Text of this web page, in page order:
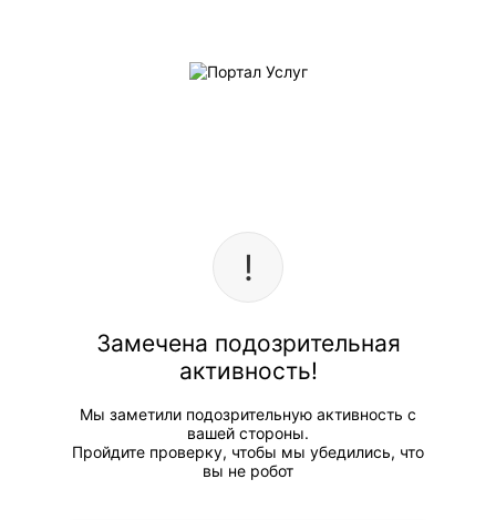
Замечена подозрительная
активность!
Мы заметили подозрительную активность с
вашей стороны.
Пройдите проверку, чтобы мы убедились, что
вы не робот